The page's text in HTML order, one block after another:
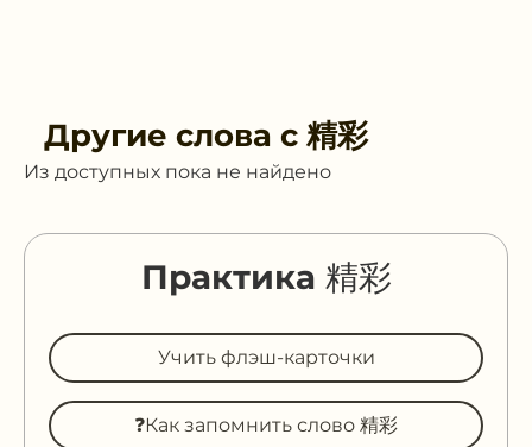
Другие слова с 精彩
Из доступных пока не найдено
Практика 精彩
Учить флэш-карточки
❓Как запомнить слово 精彩